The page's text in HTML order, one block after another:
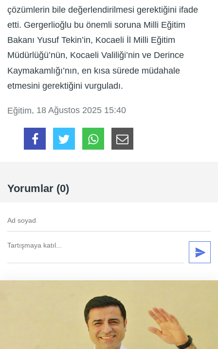
çözümlerin bile değerlendirilmesi gerektiğini ifade
etti. Gergerlioğlu bu önemli soruna Milli Eğitim
Bakanı Yusuf Tekin’in, Kocaeli İl Milli Eğitim
Müdürlüğü’nün, Kocaeli Valiliği’nin ve Derince
Kaymakamlığı’nın, en kısa sürede müdahale
etmesini gerektiğini vurguladı.
Eğitim, 18 Ağustos 2025 15:40
Yorumlar (0)